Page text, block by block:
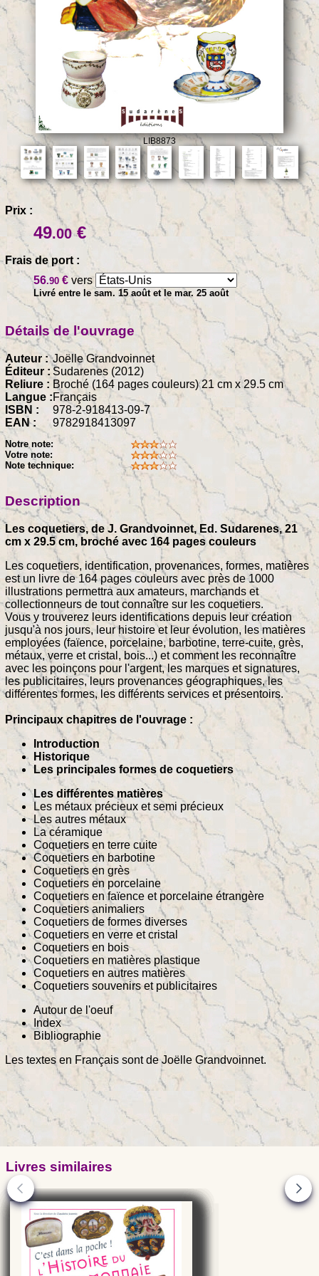
LIB8873
Prix :
49.00€
Frais de port :
56.90 € vers
Livré entre le sam. 15 août et le mar. 25 août
Détails de l'ouvrage
Auteur : Joëlle Grandvoinnet
Éditeur : Sudarenes (2012)
Reliure : Broché (164 pages couleurs) 21 cm x 29.5 cm
Langue :Français
ISBN :
978-2-918413-09-7
EAN :
9782918413097
Notre note:
Votre note:
Note technique:
Description
Les coquetiers, de J. Grandvoinnet, Ed. Sudarenes, 21
cm x 29.5 cm, broché avec 164 pages couleurs
Les coquetiers, identification, provenances, formes, matières
est un livre de 164 pages couleurs avec près de 1000
illustrations permettra aux amateurs, marchands et
collectionneurs de tout connaître sur les coquetiers.
Vous y trouverez leurs identifications depuis leur création
jusqu'à nos jours, leur histoire et leur évolution, les matières
employées (faïence, porcelaine, barbotine, terre-cuite, grès,
métaux, verre et cristal, bois...) et comment les reconnaître
avec les poinçons pour l'argent, les marques et signatures,
les publicitaires, leurs provenances géographiques, les
différentes formes, les différents services et présentoirs.
Principaux chapitres de l'ouvrage :
Introduction
Historique
Les principales formes de coquetiers
Les différentes matières
Les métaux précieux et semi précieux
Les autres métaux
La céramique
Coquetiers en terre cuite
Coquetiers en barbotine
Coquetiers en grès
Coquetiers en porcelaine
Coquetiers en faïence et porcelaine étrangère
Coquetiers animaliers
Coquetiers de formes diverses
Coquetiers en verre et cristal
Coquetiers en bois
Coquetiers en matières plastique
Coquetiers en autres matières
Coquetiers souvenirs et publicitaires
Autour de l'oeuf
Index
Bibliographie
Les textes en Français sont de Joëlle Grandvoinnet.
Livres similaires